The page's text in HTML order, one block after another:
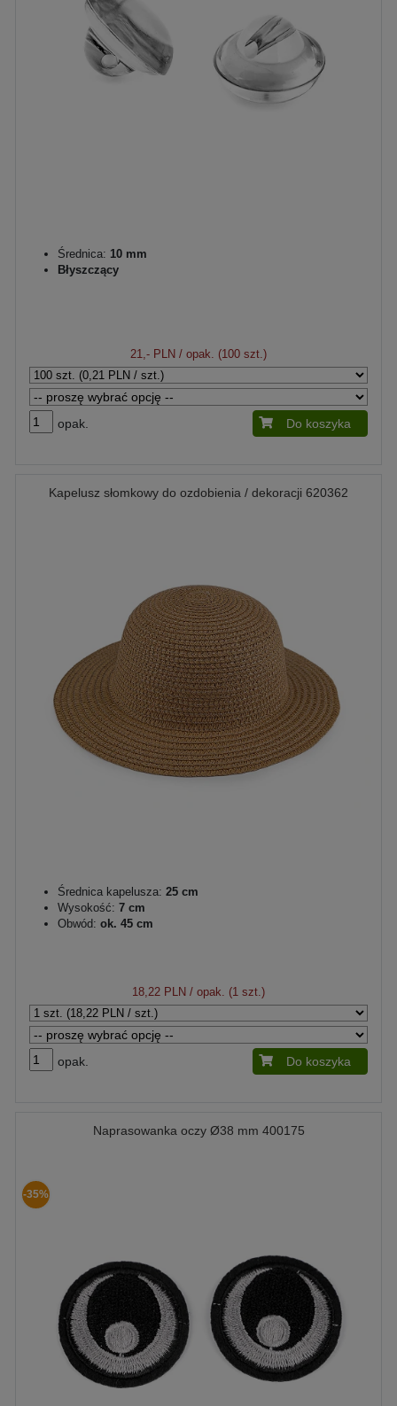
Średnica: 10 mm
Błyszczący
21,- PLN / opak. (100 szt.)
opak. Do koszyka
Kapelusz słomkowy do ozdobienia / dekoracji 620362
Średnica kapelusza: 25 cm
Wysokość: 7 cm
Obwód: ok. 45 cm
18,22 PLN / opak. (1 szt.)
opak. Do koszyka
Naprasowanka oczy Ø38 mm 400175
-35%